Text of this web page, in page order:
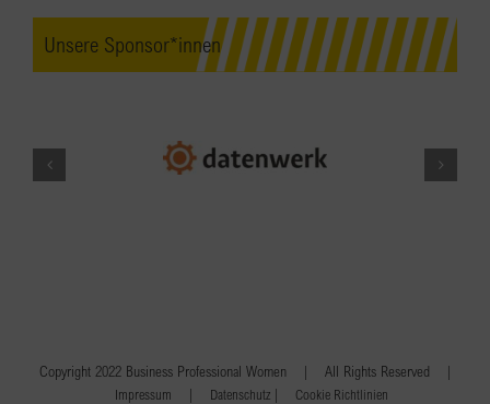
Unsere Sponsor*innen
Copyright 2022 Business Professional Women | All Rights Reserved |
Impressum | Datenschutz | Cookie Richtlinien